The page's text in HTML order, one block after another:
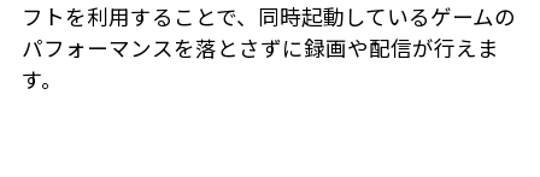
フトを利用することで、同時起動しているゲームの
パフォーマンスを落とさずに録画や配信が行えま
す。